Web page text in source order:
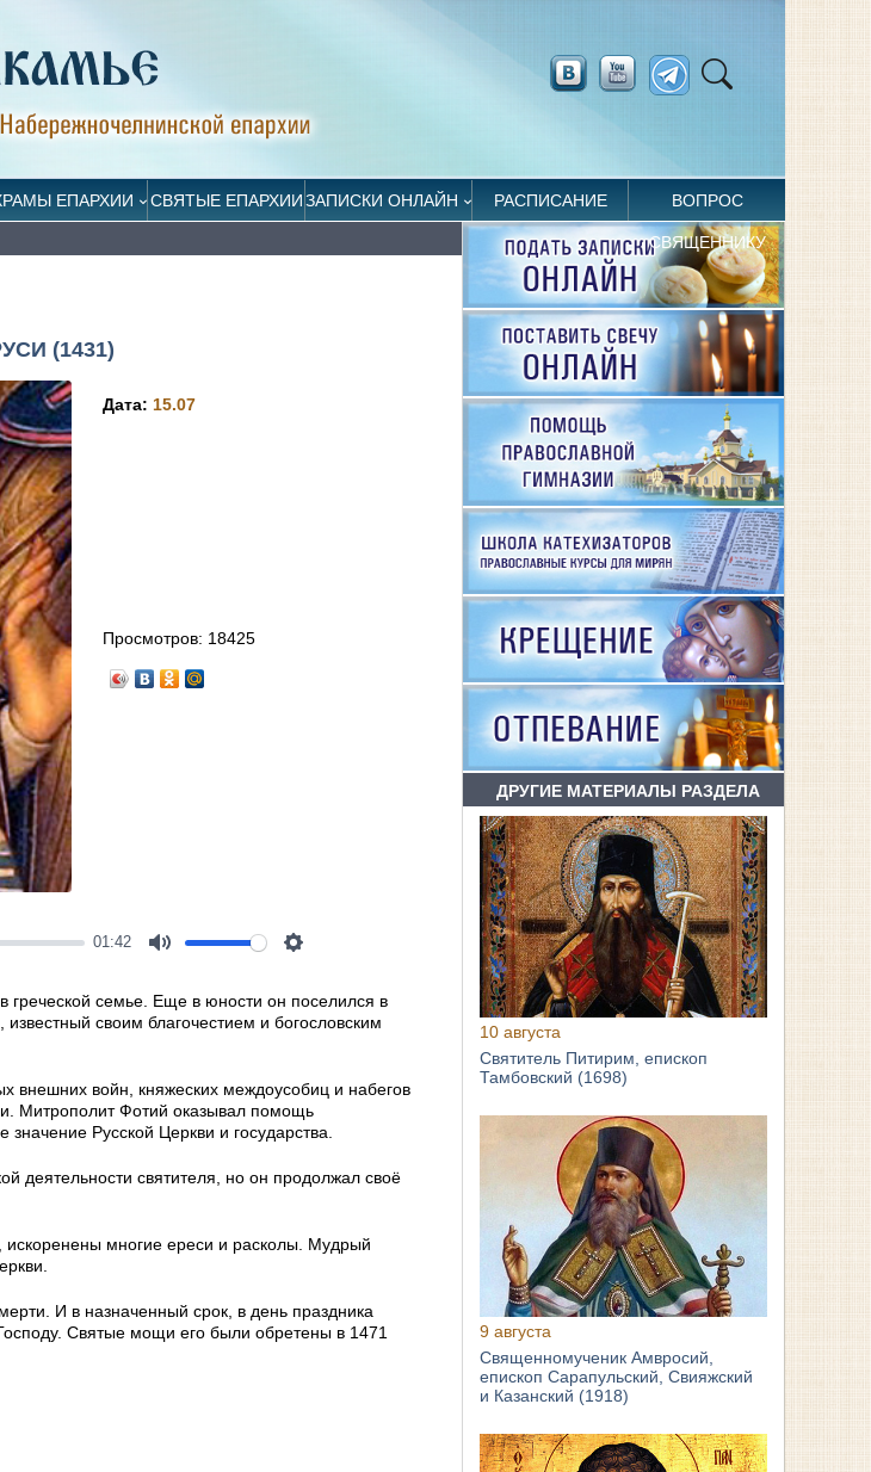
ЕПАРХИИ СВЯТЫЕ ЕПАРХИИЗАПИСКИ ОНЛАЙН РАСПИСАНИЕ ВОПРОС
СВЯЩЕННИКУ
(1431)
Дата: 15.07
Просмотров: 18425
01:42
греческой семье. Еще в юности он поселился в
своим благочестием и богословским
внешних войн, княжеских междоусобиц и набегов
Митрополит Фотий оказывал помощь
Русской Церкви и государства.
деятельности святителя, но он продолжал своё
искоренены многие ереси и расколы. Мудрый
И в назначенный срок, в день праздника
Святые мощи его были обретены в 1471
ДРУГИЕ МАТЕРИАЛЫ РАЗДЕЛА
10 августа
Святитель Питирим, епископ
Тамбовский (1698)
9 августа
Священномученик Амвросий,
епископ Сарапульский, Свияжский
и Казанский (1918)